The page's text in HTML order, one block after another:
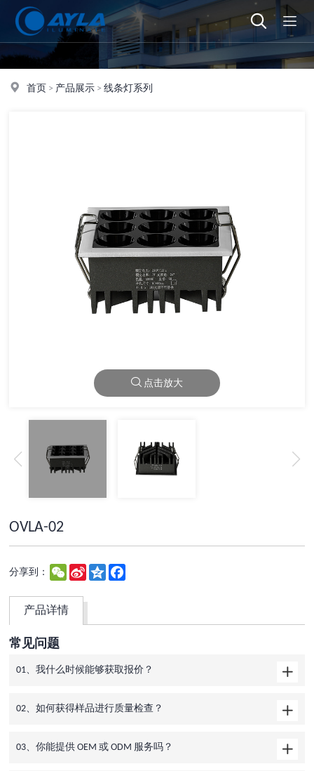
首页 >产品展示 >线条灯系列
点击放大
OVLA-02
分享到： WeChatSina
Weibo
Qzone
产品详情
常见问题
01、我什么时候能够获取报价？
02、如何获得样品进行质量检查？
03、你能提供 OEM 或 ODM 服务吗？